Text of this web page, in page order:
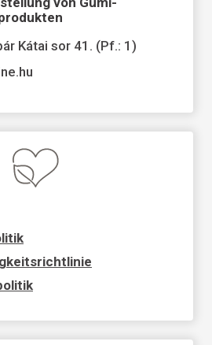
Kátai sor 41. (Pf.: 1)